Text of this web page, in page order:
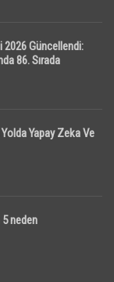
Güncellendi:
86. Sırada
Yapay Zeka Ve
neden